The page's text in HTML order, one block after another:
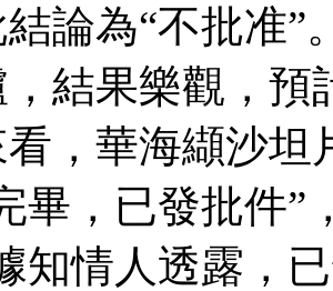
論為“不批准”
結果樂觀，
，華海纈沙坦
畢，已發批件”
知情人透露，